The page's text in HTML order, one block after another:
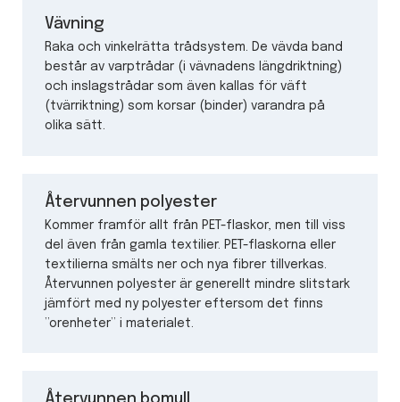
Vävning
Raka och vinkelrätta trådsystem. De vävda band
består av varptrådar (i vävnadens längdriktning)
och inslagstrådar som även kallas för väft
(tvärriktning) som korsar (binder) varandra på
olika sätt.
Återvunnen polyester
Kommer framför allt från PET-flaskor, men till viss
del även från gamla textilier. PET-flaskorna eller
textilierna smälts ner och nya fibrer tillverkas.
Återvunnen polyester är generellt mindre slitstark
jämfört med ny polyester eftersom det finns
”orenheter” i materialet.